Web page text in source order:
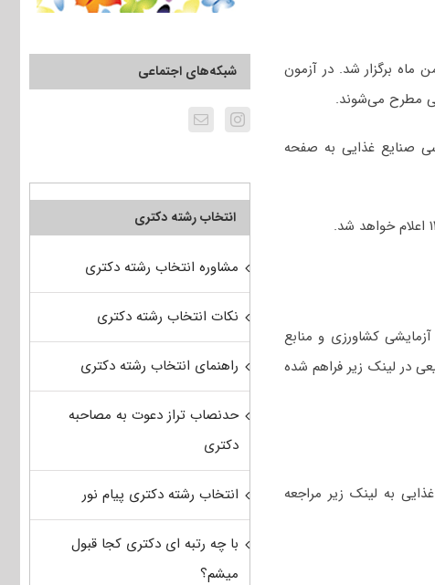
سراسری و دانشگاه آزاد سال ۱۴۰۵، جمعه ۲۴ بهمن ماه برگزار شد. در آزمون
مطرح می‌شوند.
صنایع غذایی به صفحه
کشاورزی و منابع
در لینک‌ زیر فراهم شده
۱۴۰۵ علوم و مهندسی صنایع غذایی به لینک زیر مراجعه
شبکه‌های اجتماعی
انتخاب رشته دکتری
مشاوره انتخاب رشته دکتری
نکات انتخاب رشته دکتری
راهنمای انتخاب رشته دکتری
حدنصاب تراز دعوت به مصاحبه
دکتری
انتخاب رشته دکتری پیام نور
با چه رتبه ای دکتری کجا قبول
میشم؟